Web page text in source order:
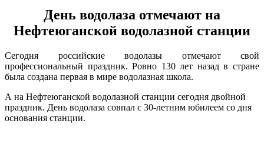
День водолаза отмечают на
Нефтеюганской водолазной станции
Сегодня российские водолазы отмечают свой
профессиональный праздник. Ровно 130 лет назад в стране
была создана первая в мире водолазная школа.
А на Нефтеюганской водолазной станции сегодня двойной
праздник. День водолаза совпал с 30-летним юбилеем со дня
основания станции.